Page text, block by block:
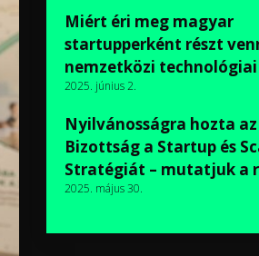
Miért éri meg magyar
startupperként részt
nemzetközi technológiai
2025. június 2.
Nyilvánosságra hozta
Bizottság a Startup és
Stratégiát – mutatjuk a
2025. május 30.